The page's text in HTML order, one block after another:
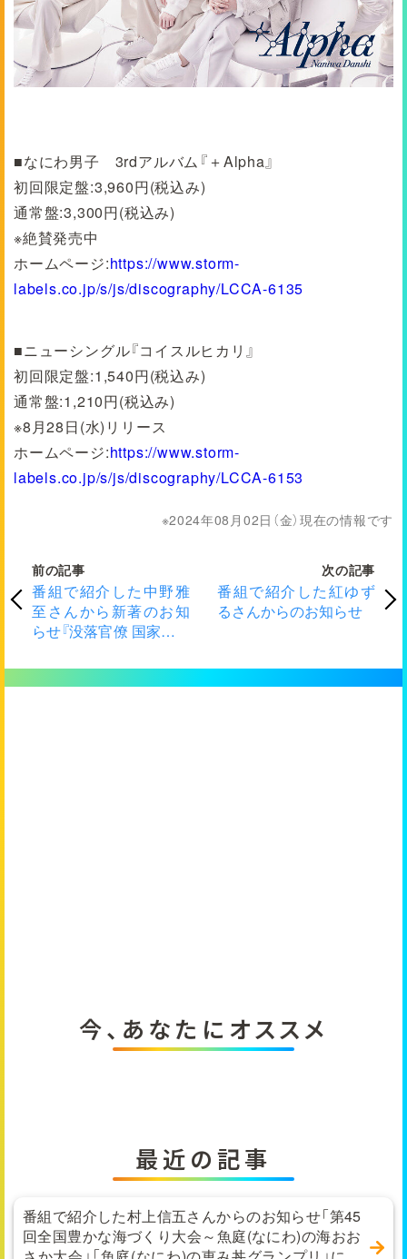
■なにわ男子 3rdアルバム『＋Alpha』
初回限定盤:3,960円(税込み)
通常盤:3,300円(税込み)
※絶賛発売中
ホームページ:https://www.storm-
labels.co.jp/s/js/discography/LCCA-6135
■ニューシングル『コイスルヒカリ』
初回限定盤:1,540円(税込み)
通常盤:1,210円(税込み)
※8月28日(水)リリース
ホームページ:https://www.storm-
labels.co.jp/s/js/discography/LCCA-6153
2024年08月02日（金）現在の情報です
前の記事
番組で紹介した中野雅
至さんから新著のお知
らせ『没落官僚 国家公務
日』
次の記事
番組で紹介した紅ゆず
るさんからのお知らせ
今、あなたにオススメ
最近の記事
番組で紹介した村上信五さんからのお知らせ「第45
回全国豊かな海づくり大会～魚庭(なにわ)の海おお